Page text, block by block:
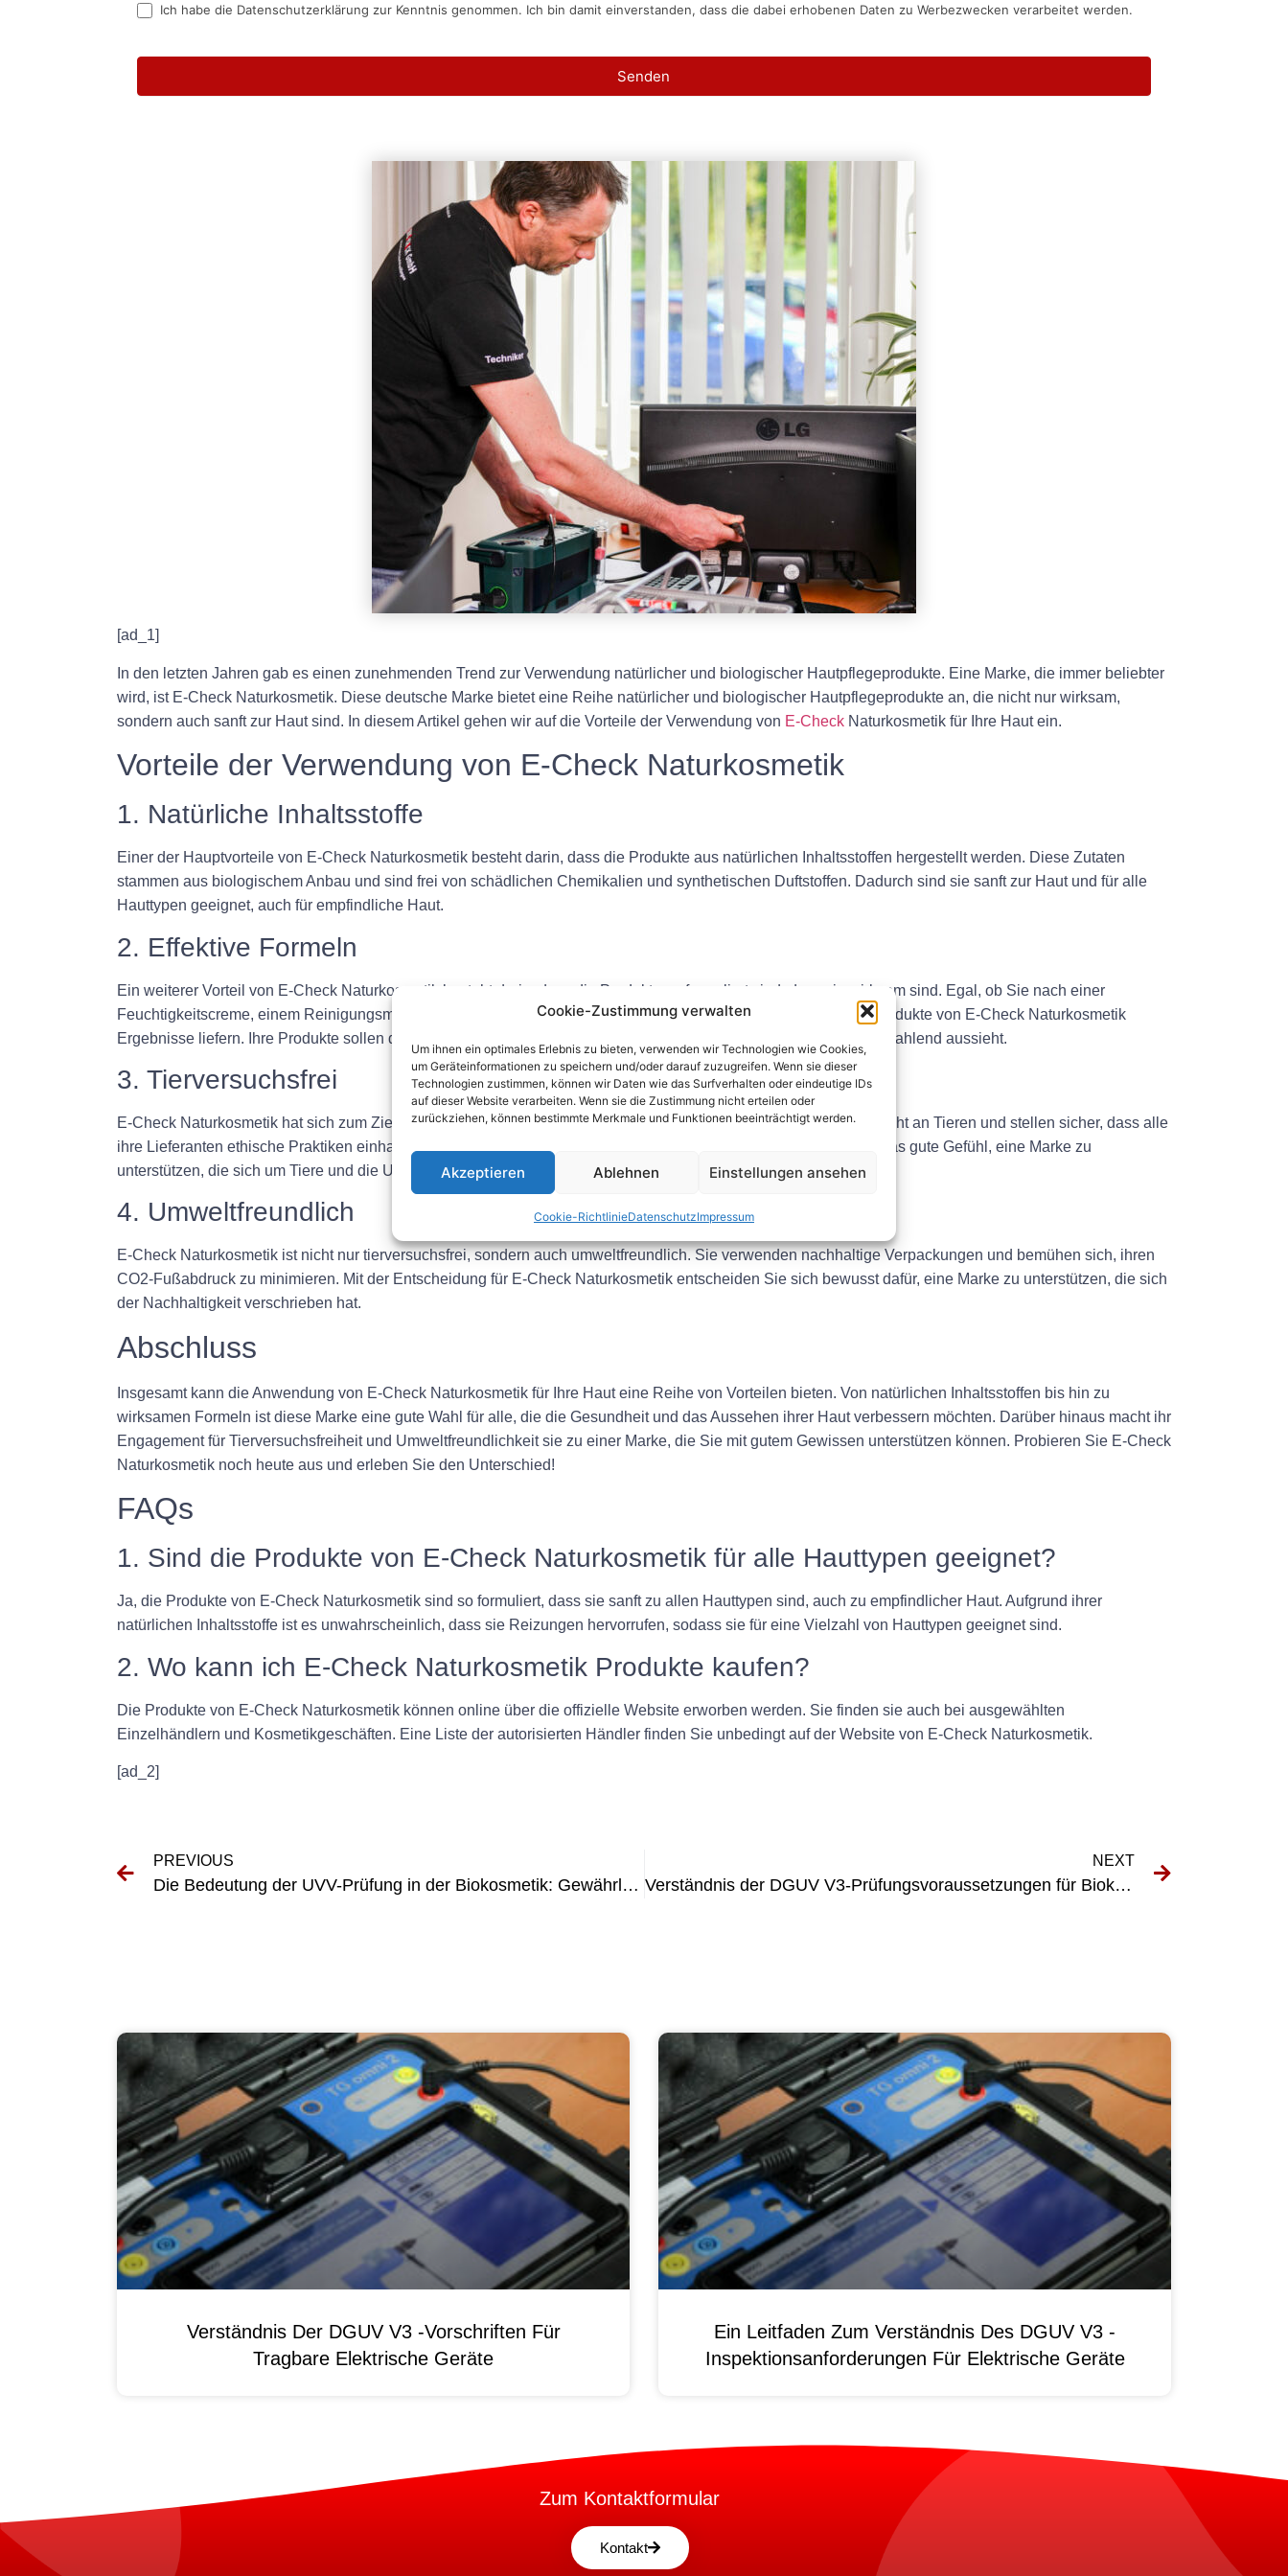
Cookie-Zustimmung verwalten
Um ihnen ein optimales Erlebnis zu bieten, verwenden wir Technologien wie Cookies,
um Geräteinformationen zu speichern und/oder darauf zuzugreifen. Wenn sie dieser
Technologien zustimmen, können wir Daten wie das Surfverhalten oder eindeutige IDs
auf dieser Website verarbeiten. Wenn sie die Zustimmung nicht erteilen oder
zurückziehen, können bestimmte Merkmale und Funktionen beeinträchtigt werden.
Akzeptieren Ablehnen Einstellungen ansehen
Cookie-RichtlinieDatenschutzImpressum
Ich habe die Datenschutzerklärung zur Kenntnis genommen. Ich bin damit einverstanden, dass die dabei erhobenen Daten zu Werbezwecken verarbeitet werden.
Senden
[ad_1]
In den letzten Jahren gab es einen zunehmenden Trend zur Verwendung natürlicher und biologischer Hautpflegeprodukte. Eine Marke, die immer beliebter
wird, ist E-Check Naturkosmetik. Diese deutsche Marke bietet eine Reihe natürlicher und biologischer Hautpflegeprodukte an, die nicht nur wirksam,
sondern auch sanft zur Haut sind. In diesem Artikel gehen wir auf die Vorteile der Verwendung von E-Check Naturkosmetik für Ihre Haut ein.
Vorteile der Verwendung von E-Check Naturkosmetik
1. Natürliche Inhaltsstoffe
Einer der Hauptvorteile von E-Check Naturkosmetik besteht darin, dass die Produkte aus natürlichen Inhaltsstoffen hergestellt werden. Diese Zutaten
stammen aus biologischem Anbau und sind frei von schädlichen Chemikalien und synthetischen Duftstoffen. Dadurch sind sie sanft zur Haut und für alle
Hauttypen geeignet, auch für empfindliche Haut.
2. Effektive Formeln
Ein weiterer Vorteil von E-Check Naturkosmetik besteht darin, dass die Produkte so formuliert sind, dass sie wirksam sind. Egal, ob Sie nach einer
Feuchtigkeitscreme, einem Reinigungsmittel oder einem Serum suchen, Sie können darauf vertrauen, dass die Produkte von E-Check Naturkosmetik
Ergebnisse liefern. Ihre Produkte sollen die Haut nähren und mit Feuchtigkeit versorgen, sodass sie gesund und strahlend aussieht.
3. Tierversuchsfrei
E-Check Naturkosmetik hat sich zum Ziel gesetzt, eine tierversuchsfreie Marke zu sein. Sie testen ihre Produkte nicht an Tieren und stellen sicher, dass alle
ihre Lieferanten ethische Praktiken einhalten. Wenn Sie sich für E-Check Naturkosmetik entscheiden, haben Sie das gute Gefühl, eine Marke zu
unterstützen, die sich um Tiere und die Umwelt kümmert.
4. Umweltfreundlich
E-Check Naturkosmetik ist nicht nur tierversuchsfrei, sondern auch umweltfreundlich. Sie verwenden nachhaltige Verpackungen und bemühen sich, ihren
CO2-Fußabdruck zu minimieren. Mit der Entscheidung für E-Check Naturkosmetik entscheiden Sie sich bewusst dafür, eine Marke zu unterstützen, die sich
der Nachhaltigkeit verschrieben hat.
Abschluss
Insgesamt kann die Anwendung von E-Check Naturkosmetik für Ihre Haut eine Reihe von Vorteilen bieten. Von natürlichen Inhaltsstoffen bis hin zu
wirksamen Formeln ist diese Marke eine gute Wahl für alle, die die Gesundheit und das Aussehen ihrer Haut verbessern möchten. Darüber hinaus macht ihr
Engagement für Tierversuchsfreiheit und Umweltfreundlichkeit sie zu einer Marke, die Sie mit gutem Gewissen unterstützen können. Probieren Sie E-Check
Naturkosmetik noch heute aus und erleben Sie den Unterschied!
FAQs
1. Sind die Produkte von E-Check Naturkosmetik für alle Hauttypen geeignet?
Ja, die Produkte von E-Check Naturkosmetik sind so formuliert, dass sie sanft zu allen Hauttypen sind, auch zu empfindlicher Haut. Aufgrund ihrer
natürlichen Inhaltsstoffe ist es unwahrscheinlich, dass sie Reizungen hervorrufen, sodass sie für eine Vielzahl von Hauttypen geeignet sind.
2. Wo kann ich E-Check Naturkosmetik Produkte kaufen?
Die Produkte von E-Check Naturkosmetik können online über die offizielle Website erworben werden. Sie finden sie auch bei ausgewählten
Einzelhändlern und Kosmetikgeschäften. Eine Liste der autorisierten Händler finden Sie unbedingt auf der Website von E-Check Naturkosmetik.
[ad_2]
PREVIOUS
Die Bedeutung der UVV-Prüfung in der Biokosmetik: Gewährleistung von Sicherheit und Compliance
NEXT
Verständnis der DGUV V3-Prüfungsvoraussetzungen für Biokosmetik
Verständnis Der DGUV V3 -Vorschriften Für
Tragbare Elektrische Geräte
Ein Leitfaden Zum Verständnis Des DGUV V3 -
Inspektionsanforderungen Für Elektrische Geräte
Zum Kontaktformular
Kontakt